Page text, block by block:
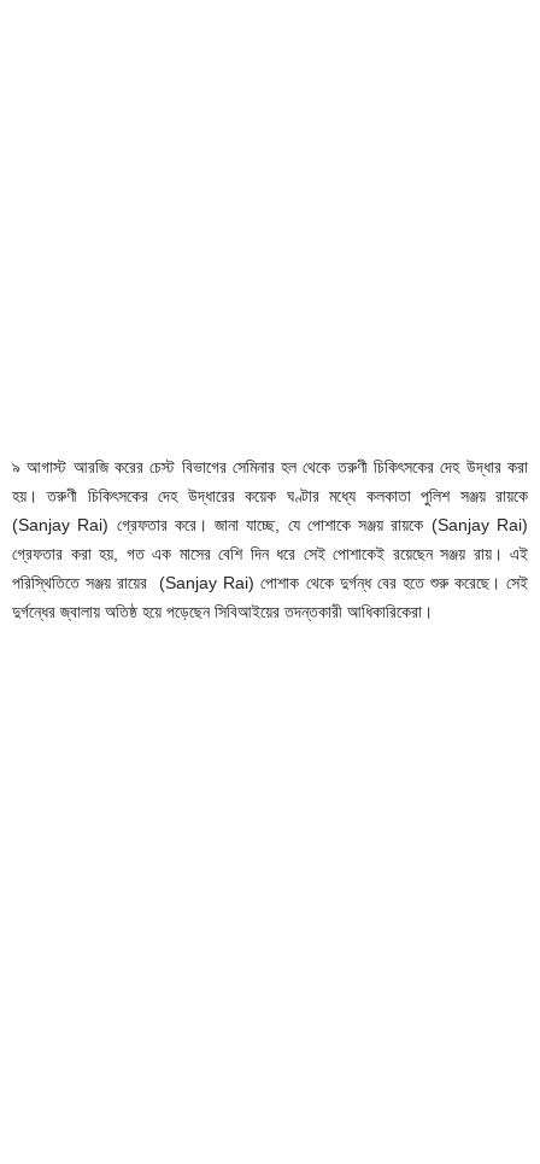
৯ আগাস্ট আরজি করের চেস্ট বিভাগের সেমিনার হল থেকে তরুণী চিকিৎসকের দেহ উদ্ধার করা
হয়। তরুণী চিকিৎসকের দেহ উদ্ধারের কয়েক ঘণ্টার মধ্যে কলকাতা পুলিশ সঞ্জয় রায়কে
(Sanjay Rai) গ্রেফতার করে। জানা যাচ্ছে, যে পোশাকে সঞ্জয় রায়কে (Sanjay Rai)
গ্রেফতার করা হয়, গত এক মাসের বেশি দিন ধরে সেই পোশাকেই রয়েছেন সঞ্জয় রায়। এই
পরিস্থিতিতে সঞ্জয় রায়ের (Sanjay Rai) পোশাক থেকে দুর্গন্ধ বের হতে শুরু করেছে। সেই
দুর্গন্ধের জ্বালায় অতিষ্ঠ হয়ে পড়েছেন সিবিআইয়ের তদন্তকারী আধিকারিকেরা।